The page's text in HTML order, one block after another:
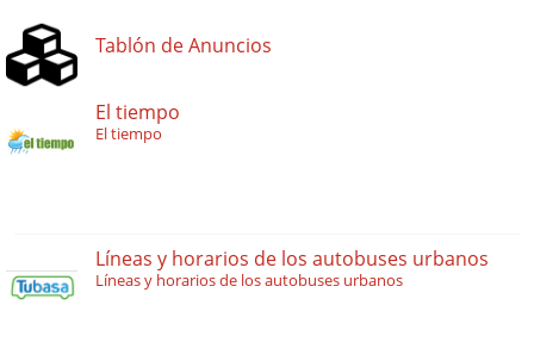
Tablón de Anuncios
El tiempo
El tiempo
Líneas y horarios de los autobuses urbanos
Líneas y horarios de los autobuses urbanos